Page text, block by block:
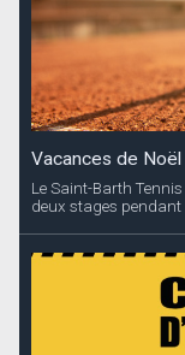
Vacances de
Le Saint-Barth
deux stages pendant